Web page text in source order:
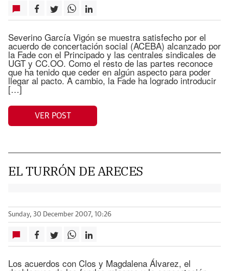
Severino García Vigón se muestra satisfecho por el
acuerdo de concertación social (ACEBA) alcanzado por
la Fade con el Principado y las centrales sindicales de
UGT y CC.OO. Como el resto de las partes reconoce
que ha tenido que ceder en algún aspecto para poder
llegar al pacto. A cambio, la Fade ha logrado introducir
[…]
VER POST
EL TURRÓN DE ARECES
Sunday, 30 December 2007, 10:26
Los acuerdos con Clos y Magdalena Álvarez, el